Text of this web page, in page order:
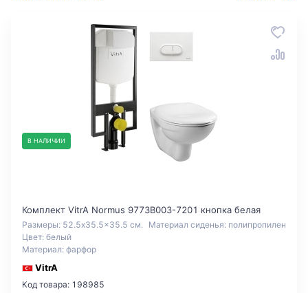
В НАЛИЧИИ
Комплект VitrA Normus 9773B003-7201 кнопка белая
Размеры: 52.5x35.5x35.5 см.
Цвет: белый
Материал: фарфор
Материал сиденья: полипропилен
VitrA
Код товара: 198985